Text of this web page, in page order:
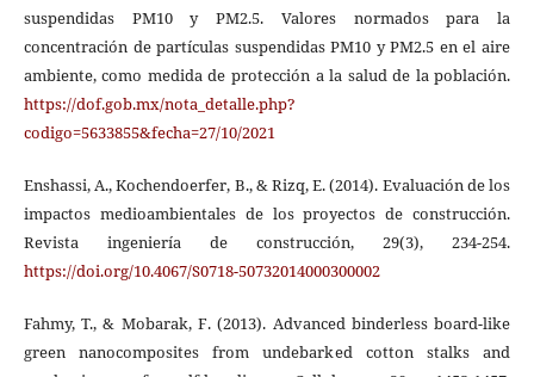
suspendidas PM10 y PM2.5. Valores normados para la
concentración de partículas suspendidas PM10 y PM2.5 en el aire
ambiente, como medida de protección a la salud de la población.
https://dof.gob.mx/nota_detalle.php?
codigo=5633855&fecha=27/10/2021
Enshassi, A., Kochendoerfer, B., & Rizq, E. (2014). Evaluación de los
impactos medioambientales de los proyectos de construcción.
Revista ingeniería de construcción, 29(3), 234-254.
https://doi.org/10.4067/S0718-50732014000300002
Fahmy, T., & Mobarak, F. (2013). Advanced binderless board-like
green nanocomposites from undebarked cotton stalks and